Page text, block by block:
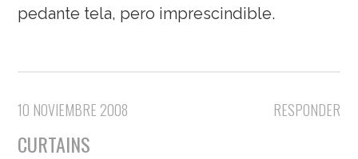
pedante tela, pero imprescindible.
RESPONDER
10 NOVIEMBRE 2008
CURTAINS